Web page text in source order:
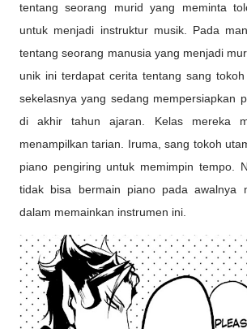
tentang seorang murid yang meminta
untuk menjadi instruktur musik. Pada
tentang seorang manusia yang menjadi
unik ini terdapat cerita tentang sang
sekelasnya yang sedang mempersiapkan
di akhir tahun ajaran. Kelas mereka
menampilkan tarian. Iruma, sang tokoh
piano pengiring untuk memimpin tempo.
tidak bisa bermain piano pada awalnya
dalam memainkan instrumen ini.